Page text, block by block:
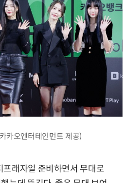
카오엔터테인먼트 제공)
래자일 준비하면서 무대로